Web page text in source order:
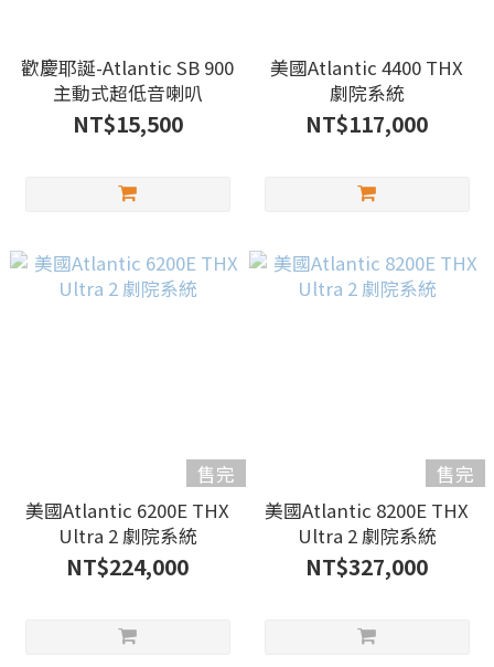
歡慶耶誕-Atlantic SB 900
主動式超低音喇叭
NT$15,500
美國Atlantic 4400 THX
劇院系統
NT$117,000
售完
美國Atlantic 6200E THX
Ultra 2 劇院系統
NT$224,000
售完
美國Atlantic 8200E THX
Ultra 2 劇院系統
NT$327,000